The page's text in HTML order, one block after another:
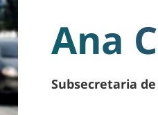
Ana
Subsecretaria